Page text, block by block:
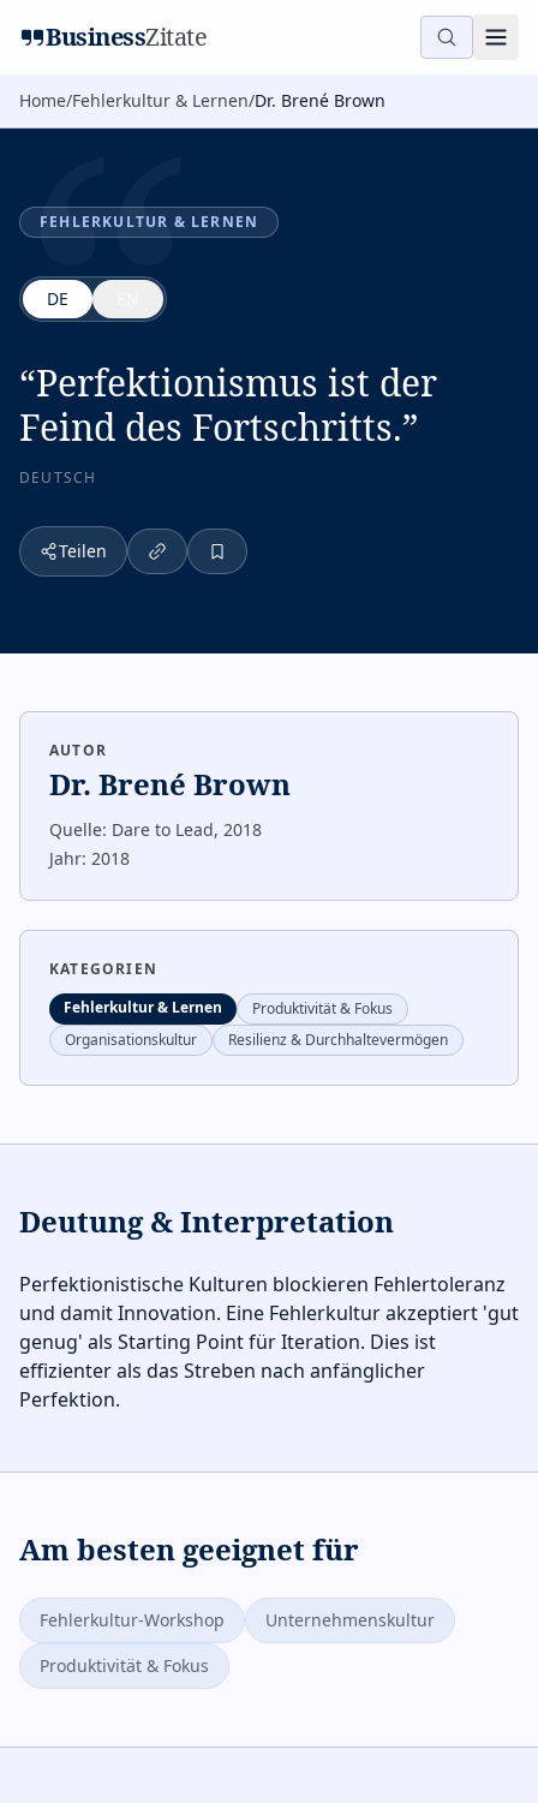
BusinessZitate
Home/Fehlerkultur & Lernen/Dr. Brené Brown
“
FEHLERKULTUR & LERNEN
DE
“Perfektionismus ist der
Feind des Fortschritts.”
DEUTSCH
Teilen
AUTOR
Dr. Brené Brown
Quelle: Dare to Lead, 2018
Jahr: 2018
KATEGORIEN
Fehlerkultur & Lernen
Produktivität & Fokus
Organisationskultur
Resilienz & Durchhaltevermögen
Deutung & Interpretation
Perfektionistische Kulturen blockieren Fehlertoleranz
und damit Innovation. Eine Fehlerkultur akzeptiert 'gut
genug' als Starting Point für Iteration. Dies ist
effizienter als das Streben nach anfänglicher
Perfektion.
Am besten geeignet für
Fehlerkultur-Workshop
Unternehmenskultur
Produktivität & Fokus